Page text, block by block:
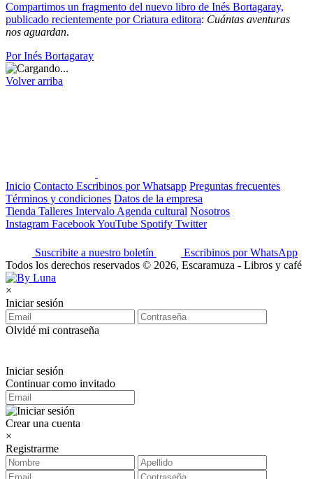
Compartimos un fragmento del nuevo libro de Inés Bortagaray,
publicado recientemente porCriatura editora: Cuántas aventuras
nos aguardan.
Por Inés Bortagaray
Volver arriba
Inicio Contacto Escribinos por Whatsapp Preguntas frecuentes
Términos y condiciones Datos de la empresa
Tienda Talleres Intervalo Agenda cultural Nosotros
Instagram FacebookYouTube Spotify Twitter
Suscribite a nuestro boletín
Escribinos por WhatsApp
Todos los derechos reservados © 2026, Escaramuza - Libros y café
×
Iniciar sesión
Olvidé mi contraseña
Iniciar sesión
Continuar como invitado
Crear una cuenta
×
Registrarme